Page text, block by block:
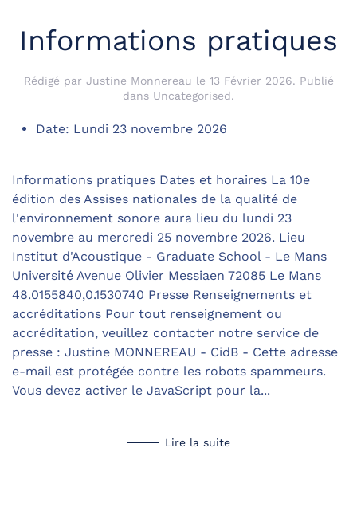
Informations pratiques
Rédigé par Justine Monnereau le 13 Février 2026. Publié
dans Uncategorised.
Date: Lundi 23 novembre 2026
Informations pratiques Dates et horaires La 10e
édition des Assises nationales de la qualité de
l'environnement sonore aura lieu du lundi 23
novembre au mercredi 25 novembre 2026. Lieu
Institut d'Acoustique - Graduate School - Le Mans
Université Avenue Olivier Messiaen 72085 Le Mans
48.0155840,0.1530740 Presse Renseignements et
accréditations Pour tout renseignement ou
accréditation, veuillez contacter notre service de
presse : Justine MONNEREAU - CidB - Cette adresse
e-mail est protégée contre les robots spammeurs.
Vous devez activer le JavaScript pour la...
Lire la suite